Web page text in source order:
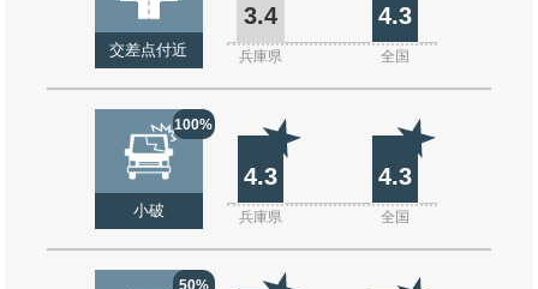
交差点付近
3.4 4.3
兵庫県 全国
100%
小破
4.3 4.3
兵庫県 全国
50%